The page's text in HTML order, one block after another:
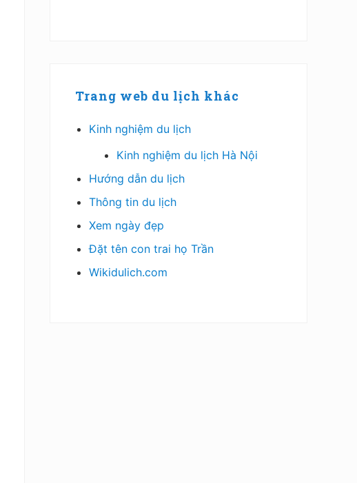
Trang web du lịch khác
Kinh nghiệm du lịch
Kinh nghiệm du lịch Hà Nội
Hướng dẫn du lịch
Thông tin du lịch
Xem ngày đẹp
Đặt tên con trai họ Trần
Wikidulich.com